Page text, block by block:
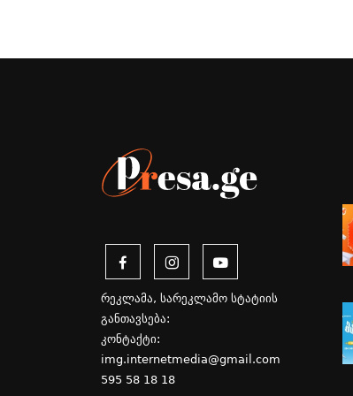
რეკლამა, სარეკლამო სტატიის
განთავსება:
კონტაქტი:
img.internetmedia@gmail.com
595 58 18 18